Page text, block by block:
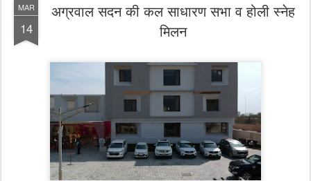
MAR
14
अग्रवाल सदन की कल साधारण सभा व होली स्नेह
मिलन